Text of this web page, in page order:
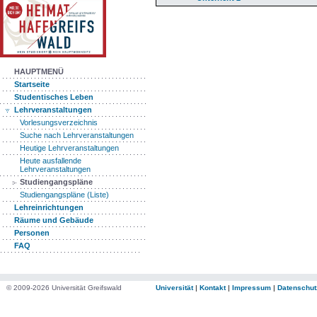
HAUPTMENÜ
Startseite
Studentisches Leben
Lehrveranstaltungen
Vorlesungsverzeichnis
Suche nach Lehrveranstaltungen
Heutige Lehrveranstaltungen
Heute ausfallende
Lehrveranstaltungen
Studiengangspläne
Studiengangspläne (Liste)
Lehreinrichtungen
Räume und Gebäude
Personen
FAQ
© 2009-2026 Universität Greifswald Universität| Kontakt| Impressum |